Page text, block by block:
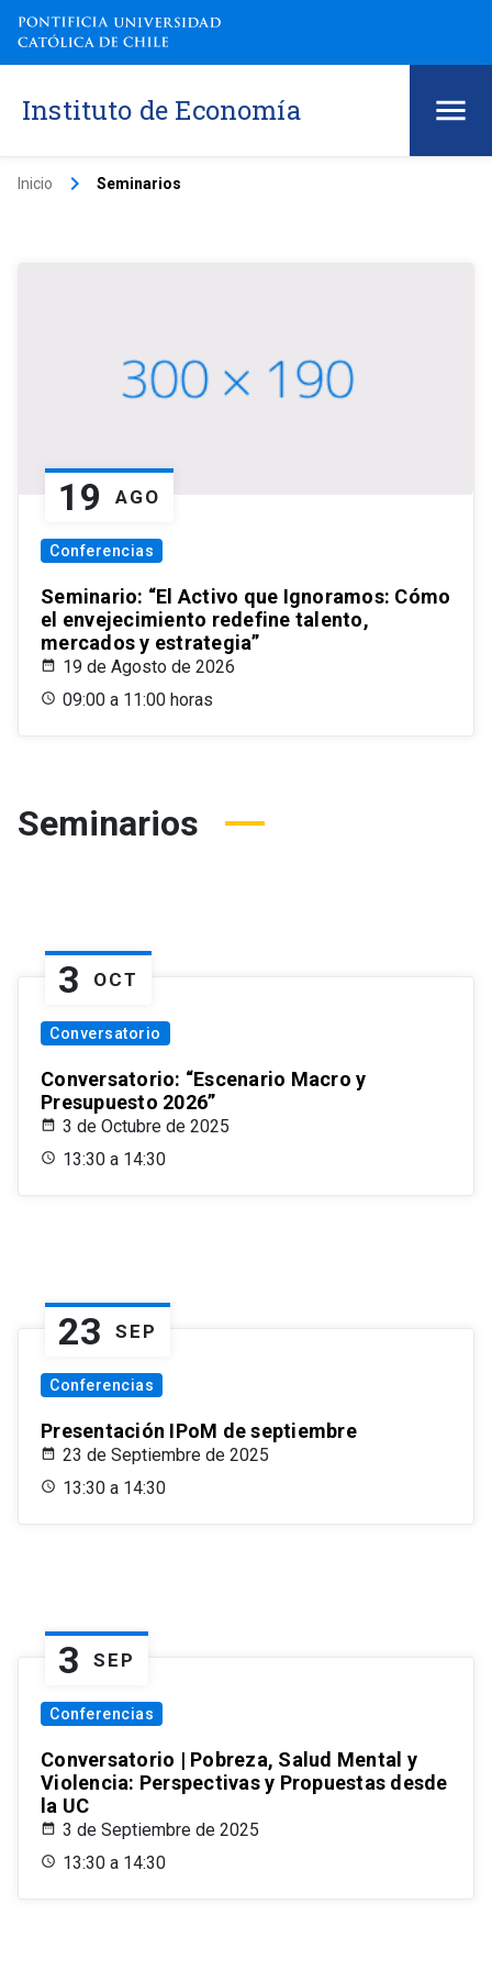
Instituto de Economía
Inicio keyboard_arrow_right Seminarios
19 AGO
Conferencias
Seminario: “El Activo que Ignoramos: Cómo
el envejecimiento redefine talento,
mercados y estrategia”
19 de Agosto de 2026
09:00 a 11:00 horas
Seminarios
3 OCT
Conversatorio
Conversatorio: “Escenario Macro y
Presupuesto 2026”
3 de Octubre de 2025
13:30 a 14:30
23 SEP
Conferencias
Presentación IPoM de septiembre
23 de Septiembre de 2025
13:30 a 14:30
3 SEP
Conferencias
Conversatorio | Pobreza, Salud Mental y
Violencia: Perspectivas y Propuestas desde
la UC
3 de Septiembre de 2025
13:30 a 14:30